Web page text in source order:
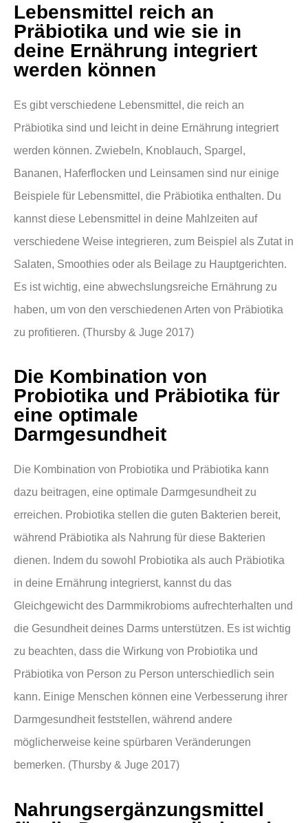
Lebensmittel reich an
Präbiotika und wie sie in
deine Ernährung integriert
werden können
Es gibt verschiedene Lebensmittel, die reich an
Präbiotika sind und leicht in deine Ernährung integriert
werden können. Zwiebeln, Knoblauch, Spargel,
Bananen, Haferflocken und Leinsamen sind nur einige
Beispiele für Lebensmittel, die Präbiotika enthalten. Du
kannst diese Lebensmittel in deine Mahlzeiten auf
verschiedene Weise integrieren, zum Beispiel als Zutat in
Salaten, Smoothies oder als Beilage zu Hauptgerichten.
Es ist wichtig, eine abwechslungsreiche Ernährung zu
haben, um von den verschiedenen Arten von Präbiotika
zu profitieren. (Thursby & Juge 2017)
Die Kombination von
Probiotika und Präbiotika für
eine optimale
Darmgesundheit
Die Kombination von Probiotika und Präbiotika kann
dazu beitragen, eine optimale Darmgesundheit zu
erreichen. Probiotika stellen die guten Bakterien bereit,
während Präbiotika als Nahrung für diese Bakterien
dienen. Indem du sowohl Probiotika als auch Präbiotika
in deine Ernährung integrierst, kannst du das
Gleichgewicht des Darmmikrobioms aufrechterhalten und
die Gesundheit deines Darms unterstützen. Es ist wichtig
zu beachten, dass die Wirkung von Probiotika und
Präbiotika von Person zu Person unterschiedlich sein
kann. Einige Menschen können eine Verbesserung ihrer
Darmgesundheit feststellen, während andere
möglicherweise keine spürbaren Veränderungen
bemerken. (Thursby & Juge 2017)
Nahrungsergänzungsmittel